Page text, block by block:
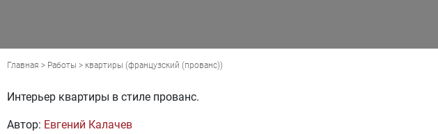
Главная > Работы > квартиры (французский (прованс))
Интерьер квартиры в стиле прованс.
Автор: Евгений Калачев